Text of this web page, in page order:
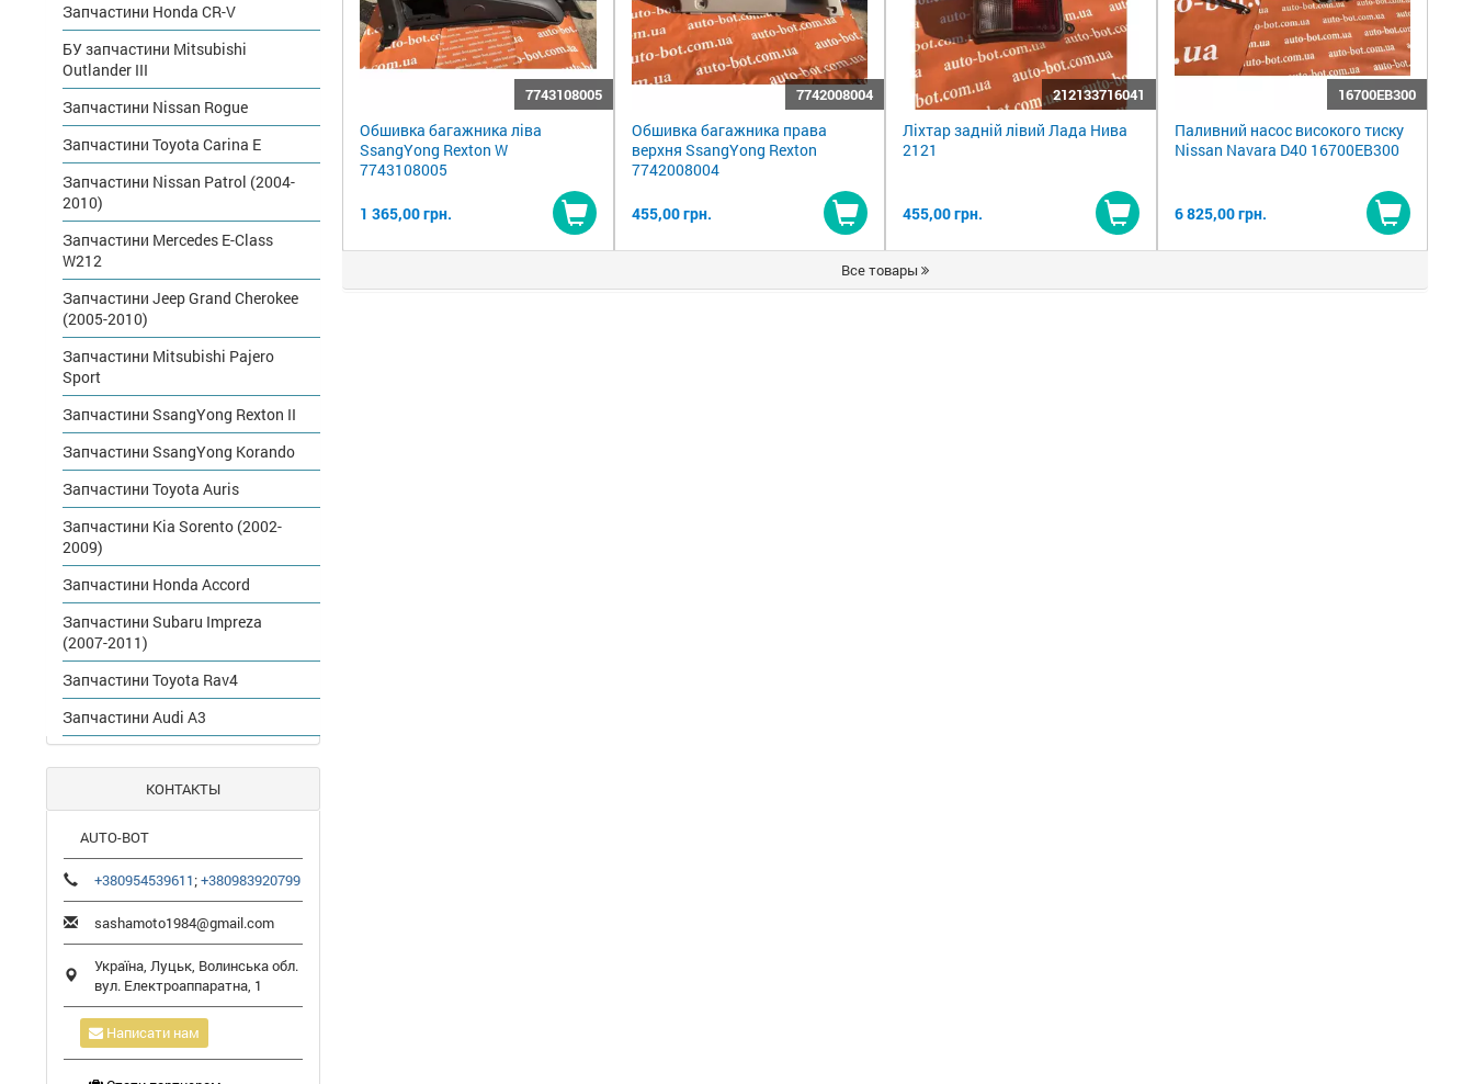
7743108005
Обшивка багажника ліва
SsangYong Rexton W
7743108005
1 365,00 грн.
Купити
7742008004
Обшивка багажника права
верхня SsangYong Rexton
7742008004
455,00 грн.
Купити
212133716041
Ліхтар задній лівий Лада Нива
2121
455,00 грн.
Купити
16700EB300
Паливний насос високого тиску
Nissan Navara D40 16700EB300
6 825,00 грн.
Купити
Все товары
Запчастини Honda CR-V
БУ запчастини Mitsubishi
Outlander III
Запчастини Nissan Rogue
Запчастини Toyota Carina E
Запчастини Nissan Patrol (2004-
2010)
Запчастини Mercedes E-Class
W212
Запчастини Jeep Grand Cherokee
(2005-2010)
Запчастини Mitsubishi Pajero
Sport
Запчастини SsangYong Rexton II
Запчастини SsangYong Korando
Запчастини Toyota Auris
Запчастини Kia Sorento (2002-
2009)
Запчастини Honda Accord
Запчастини Subaru Impreza
(2007-2011)
Запчастини Toyota Rav4
Запчастини Audi A3
КОНТАКТЫ
AUTO-BOT
+380954539611;+380983920799
sashamoto1984@gmail.com
Україна, Луцьк, Волинська обл.
вул. Електроаппаратна, 1
Написати нам